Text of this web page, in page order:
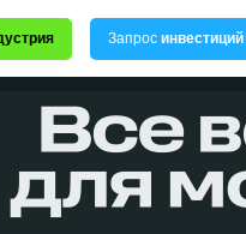
Запрос инвестиций